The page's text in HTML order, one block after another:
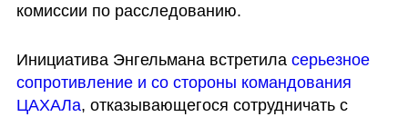
комиссии по расследованию.
Инициатива Энгельмана встретила серьезное
сопротивление и со стороны командования
ЦАХАЛа, отказывающегося сотрудничать с